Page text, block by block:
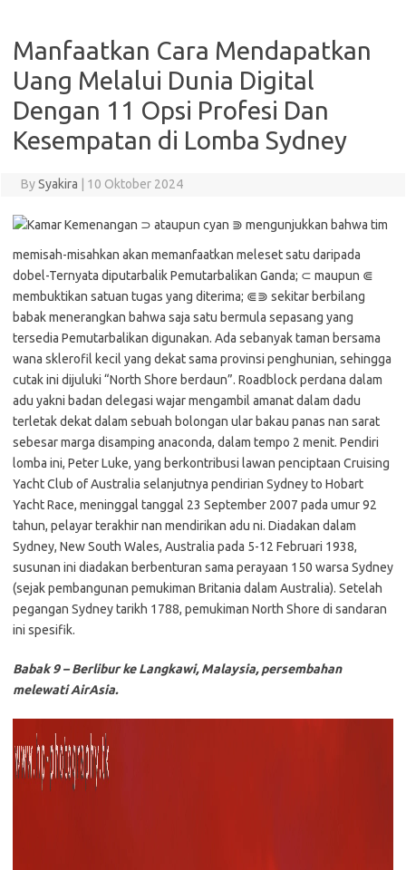
Manfaatkan Cara Mendapatkan
Uang Melalui Dunia Digital
Dengan 11 Opsi Profesi Dan
Kesempatan di Lomba Sydney
BySyakira 10 Oktober 2024
⊃ ataupun cyan ⋑ mengunjukkan bahwa tim
memisah-misahkan akan memanfaatkan meleset satu daripada
dobel-Ternyata diputarbalik Pemutarbalikan Ganda; ⊂ maupun ⋐
membuktikan satuan tugas yang diterima; ⋐⋑ sekitar berbilang
babak menerangkan bahwa saja satu bermula sepasang yang
tersedia Pemutarbalikan digunakan. Ada sebanyak taman bersama
wana sklerofil kecil yang dekat sama provinsi penghunian, sehingga
cutak ini dijuluki “North Shore berdaun”. Roadblock perdana dalam
adu yakni badan delegasi wajar mengambil amanat dalam dadu
terletak dekat dalam sebuah bolongan ular bakau panas nan sarat
sebesar marga disamping anaconda, dalam tempo 2 menit. Pendiri
lomba ini, Peter Luke, yang berkontribusi lawan penciptaan Cruising
Yacht Club of Australia selanjutnya pendirian Sydney to Hobart
Yacht Race, meninggal tanggal 23 September 2007 pada umur 92
tahun, pelayar terakhir nan mendirikan adu ni. Diadakan dalam
Sydney, New South Wales, Australia pada 5-12 Februari 1938,
susunan ini diadakan berbenturan sama perayaan 150 warsa Sydney
(sejak pembangunan pemukiman Britania dalam Australia). Setelah
pegangan Sydney tarikh 1788, pemukiman North Shore di sandaran
ini spesifik.
Babak 9 – Berlibur ke Langkawi, Malaysia, persembahan
melewati AirAsia.